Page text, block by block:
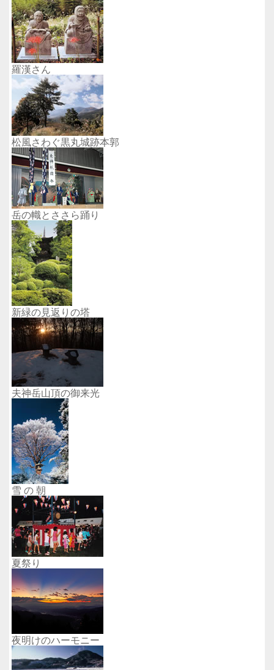
羅漢さん
松風さわぐ黒丸城跡本郭
岳の幟とささら踊り
新緑の見返りの塔
夫神岳山頂の御来光
雪 の 朝
夏祭り
夜明けのハーモニー